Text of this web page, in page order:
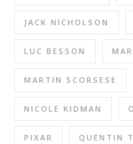
JACK NICHOLSON
LUC BESSON
MARTIN SCORSESE
NICOLE KIDMAN
PIXAR QUENTIN